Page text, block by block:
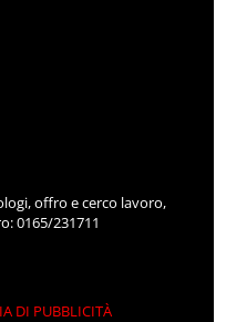
offro e cerco lavoro,
0165/231711
DI PUBBLICITÀ